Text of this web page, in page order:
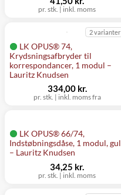
pr. stk. | inkl. moms
LK OPUS® 74,
Krydsningsafbryder til
korrespondancer, 1 modul –
Lauritz Knudsen
2 varianter
pr. stk. | inkl. moms fra
334,00 kr.
LK OPUS® 66/74,
Indstøbningsdåse, 1 modul, gul
– Lauritz Knudsen
pr. stk. | inkl. moms
34,25 kr.